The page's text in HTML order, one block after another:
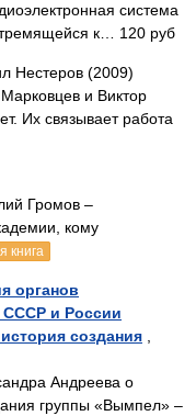
система
к… 120 руб
Нестеров (2009)
и Виктор
Их связывает работа
Громов –
кому
книга
органов
СССР и России
создания
Андреева о
группы «Вымпел» –